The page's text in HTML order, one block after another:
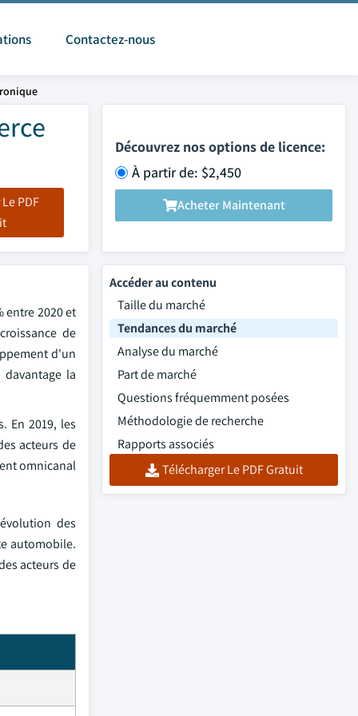
Contactez-nous
PDF
Découvrez nos options de licence:
À partir de: $2,450
Acheter Maintenant
entre 2020 et
de
d'un
la
En 2019, les
acteurs de
omnicanal
des
automobile.
acteurs de
Accéder au contenu
Taille du marché
Tendances du marché
Analyse du marché
Part de marché
Questions fréquemment posées
Méthodologie de recherche
Rapports associés
Télécharger Le PDF Gratuit